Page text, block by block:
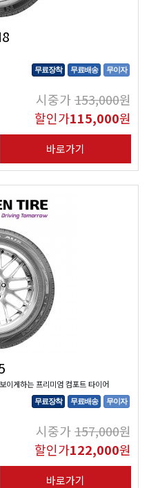
무료장착 무료배송 무이자
시중가153,000원
할인가115,000원
바로가기
이게하는 프리미엄 컴포트 타이어
무료장착 무료배송 무이자
시중가157,000원
할인가122,000원
바로가기